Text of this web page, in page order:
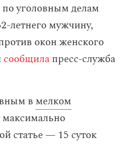
уголовным делам
летнего мужчину,
окон женского
сообщилапресс-служба
в мелком
максимально
статье — 15 суток